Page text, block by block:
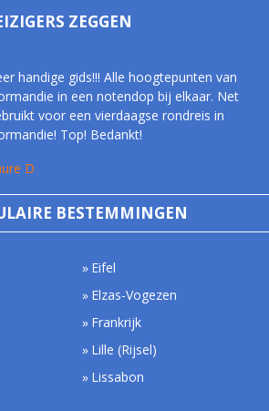
ZEGGEN
handige gids!!! Alle hoogtepunten van
in een notendop bij elkaar. Net
voor een vierdaagse rondreis in
Top! Bedankt!
D
BESTEMMINGEN
Eifel
Elzas-Vogezen
Frankrijk
Lille (Rijsel)
Lissabon